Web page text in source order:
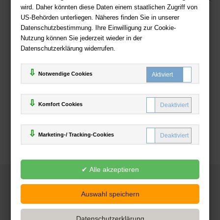
wird. Daher könnten diese Daten einem staatlichen Zugriff von
US-Behörden unterliegen. Näheres finden Sie in unserer
Datenschutzbestimmung. Ihre Einwilligung zur Cookie-
Nutzung können Sie jederzeit wieder in der
Datenschutzerklärung widerrufen.
Notwendige Cookies
Komfort Cookies
Marketing-/ Tracking-Cookies
Zahlweisen
Deutsche-Buchhandlung.de
www.deutsche-buchhandlung.de ist ein Angebot der
Handelsgesellschaft mbH
Powered by Inooga